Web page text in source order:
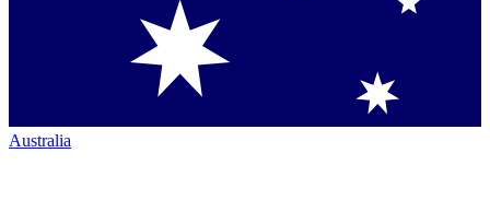
Australia